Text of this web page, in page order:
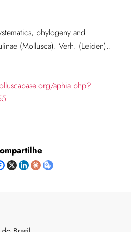
phylogeny and
(Mollusca). Verh. (Leiden)..
aphia.php?